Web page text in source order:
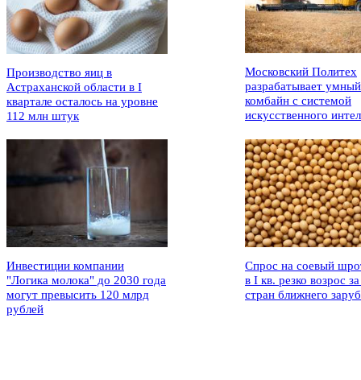
Производство яиц в
Астраханской области в I
квартале осталось на уровне
112 млн штук
Московский Политех
разрабатывает умный
комбайн с системой
искусственного
Инвестиции компании
"Логика молока" до 2030 года
могут превысить 120 млрд
рублей
Спрос на соевый
в I кв. резко возрос
стран ближнего